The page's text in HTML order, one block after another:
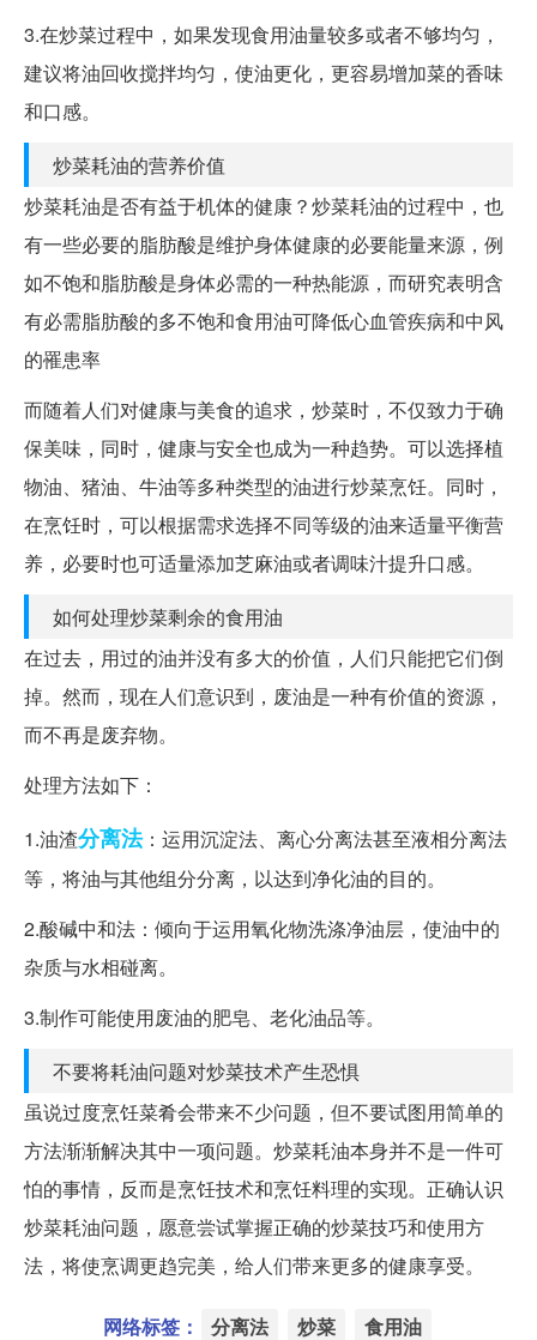
3.在炒菜过程中，如果发现食用油量较多或者不够均匀，
建议将油回收搅拌均匀，使油更化，更容易增加菜的香味
和口感。
炒菜耗油的营养价值
炒菜耗油是否有益于机体的健康？炒菜耗油的过程中，也
有一些必要的脂肪酸是维护身体健康的必要能量来源，例
如不饱和脂肪酸是身体必需的一种热能源，而研究表明含
有必需脂肪酸的多不饱和食用油可降低心血管疾病和中风
的罹患率
而随着人们对健康与美食的追求，炒菜时，不仅致力于确
保美味，同时，健康与安全也成为一种趋势。可以选择植
物油、猪油、牛油等多种类型的油进行炒菜烹饪。同时，
在烹饪时，可以根据需求选择不同等级的油来适量平衡营
养，必要时也可适量添加芝麻油或者调味汁提升口感。
如何处理炒菜剩余的食用油
在过去，用过的油并没有多大的价值，人们只能把它们倒
掉。然而，现在人们意识到，废油是一种有价值的资源，
而不再是废弃物。
处理方法如下：
1.油渣分离法：运用沉淀法、离心分离法甚至液相分离法
等，将油与其他组分分离，以达到净化油的目的。
2.酸碱中和法：倾向于运用氧化物洗涤净油层，使油中的
杂质与水相碰离。
3.制作可能使用废油的肥皂、老化油品等。
不要将耗油问题对炒菜技术产生恐惧
虽说过度烹饪菜肴会带来不少问题，但不要试图用简单的
方法渐渐解决其中一项问题。炒菜耗油本身并不是一件可
怕的事情，反而是烹饪技术和烹饪料理的实现。正确认识
炒菜耗油问题，愿意尝试掌握正确的炒菜技巧和使用方
法，将使烹调更趋完美，给人们带来更多的健康享受。
网络标签： 分离法 炒菜 食用油